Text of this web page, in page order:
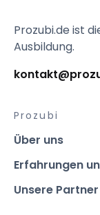
Prozubi.de ist
Ausbildung.
Prozubi
Über uns
Erfahrungen
Unsere Partner